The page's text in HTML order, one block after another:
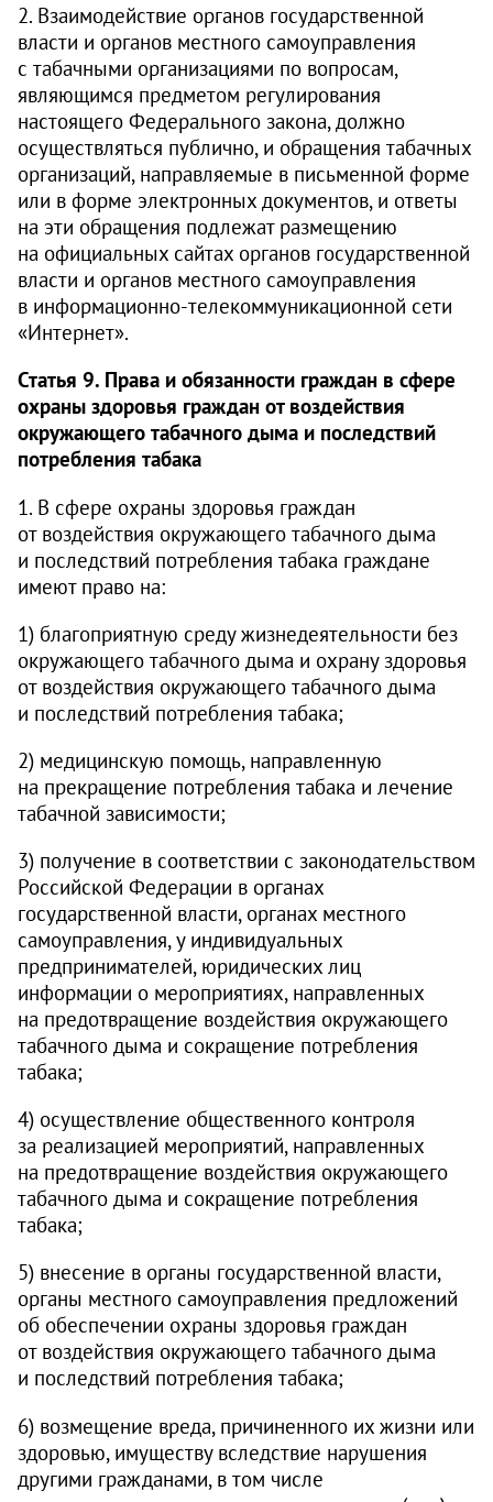
2. Взаимодействие органов государственной
власти и органов местного самоуправления
с табачными организациями по вопросам,
являющимся предметом регулирования
настоящего Федерального закона, должно
осуществляться публично, и обращения табачных
организаций, направляемые в письменной форме
или в форме электронных документов, и ответы
на эти обращения подлежат размещению
на официальных сайтах органов государственной
власти и органов местного самоуправления
в информационно-телекоммуникационной сети
«Интернет».
Статья 9. Права и обязанности граждан в сфере
охраны здоровья граждан от воздействия
окружающего табачного дыма и последствий
потребления табака
1. В сфере охраны здоровья граждан
от воздействия окружающего табачного дыма
и последствий потребления табака граждане
имеют право на:
1) благоприятную среду жизнедеятельности без
окружающего табачного дыма и охрану здоровья
от воздействия окружающего табачного дыма
и последствий потребления табака;
2) медицинскую помощь, направленную
на прекращение потребления табака и лечение
табачной зависимости;
3) получение в соответствии с законодательством
Российской Федерации в органах
государственной власти, органах местного
самоуправления, у индивидуальных
предпринимателей, юридических лиц
информации о мероприятиях, направленных
на предотвращение воздействия окружающего
табачного дыма и сокращение потребления
табака;
4) осуществление общественного контроля
за реализацией мероприятий, направленных
на предотвращение воздействия окружающего
табачного дыма и сокращение потребления
табака;
5) внесение в органы государственной власти,
органы местного самоуправления предложений
об обеспечении охраны здоровья граждан
от воздействия окружающего табачного дыма
и последствий потребления табака;
6) возмещение вреда, причиненного их жизни или
здоровью, имуществу вследствие нарушения
другими гражданами, в том числе